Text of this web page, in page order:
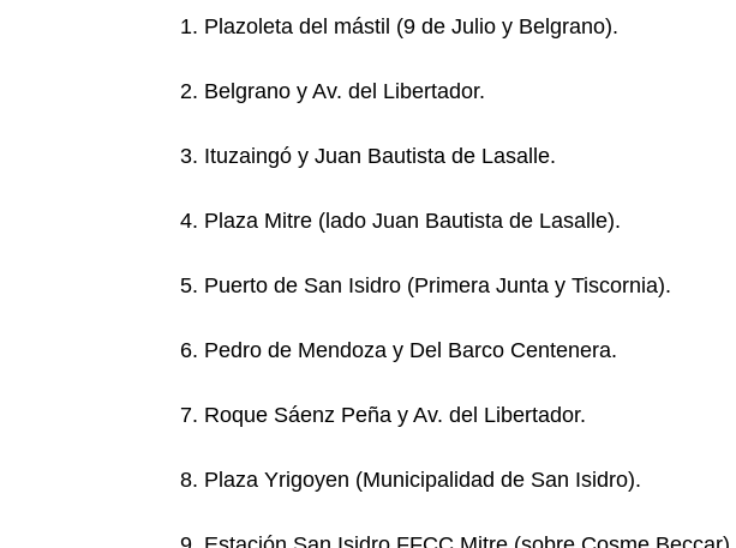
Plazoleta del mástil (9 de Julio y Belgrano).
Belgrano y Av. del Libertador.
Ituzaingó y Juan Bautista de Lasalle.
Plaza Mitre (lado Juan Bautista de Lasalle).
Puerto de San Isidro (Primera Junta y Tiscornia).
Pedro de Mendoza y Del Barco Centenera.
Roque Sáenz Peña y Av. del Libertador.
Plaza Yrigoyen (Municipalidad de San Isidro).